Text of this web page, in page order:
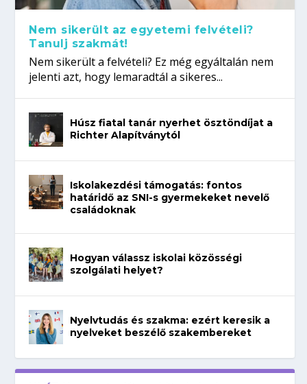
Nem sikerült az egyetemi felvételi?
Tanulj szakmát!
Nem sikerült a felvételi? Ez még egyáltalán nem
jelenti azt, hogy lemaradtál a sikeres...
Húsz fiatal tanár nyerhet ösztöndíjat a
Richter Alapítványtól
Iskolakezdési támogatás: fontos
határidő az SNI-s gyermekeket nevelő
családoknak
Hogyan válassz iskolai közösségi
szolgálati helyet?
Nyelvtudás és szakma: ezért keresik a
nyelveket beszélő szakembereket